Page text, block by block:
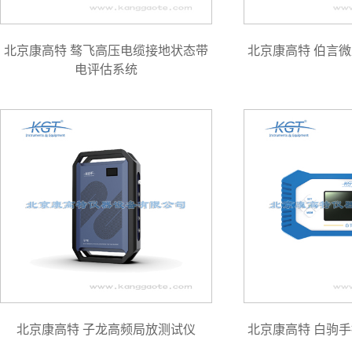
北京康高特 骜飞高压电缆接地状态带
电评估系统
北京康高特 伯言
北京康高特 子龙高频局放测试仪 北京康高特 白驹